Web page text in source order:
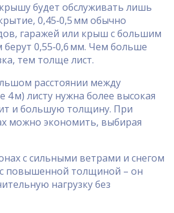
будет обслуживать лишь
0,45‑0,5 мм обычно
гаражей или крыш с большим
берут 0,55‑0,6 мм. Чем больше
тем толще лист.
расстоянии между
4 м) листу нужна более высокая
и большую толщину. При
можно экономить, выбирая
с сильными ветрами и снегом
повышенной толщиной – он
нагрузку без